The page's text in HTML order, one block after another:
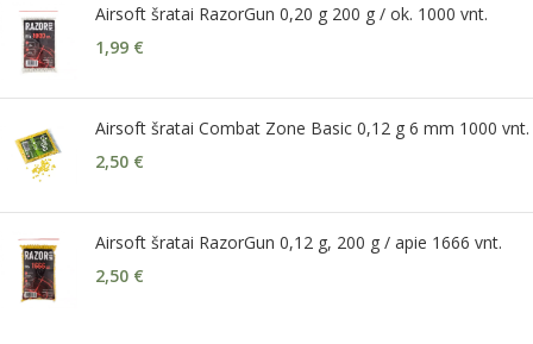
Airsoft šratai RazorGun 0,20 g 200 g / ok. 1000 vnt.
1,99 €
Airsoft šratai Combat Zone Basic 0,12 g 6 mm 1000 vnt.
2,50 €
Airsoft šratai RazorGun 0,12 g, 200 g / apie 1666 vnt.
2,50 €